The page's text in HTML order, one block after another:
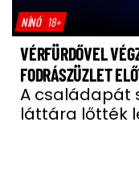
NÍNÓ 18+
VÉRFÜRDŐVEL
FODRÁSZÜZLET
A családapát
láttára lőtték